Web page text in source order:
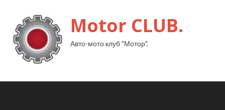
Motor CLUB.
Авто-мото клуб "Мотор".